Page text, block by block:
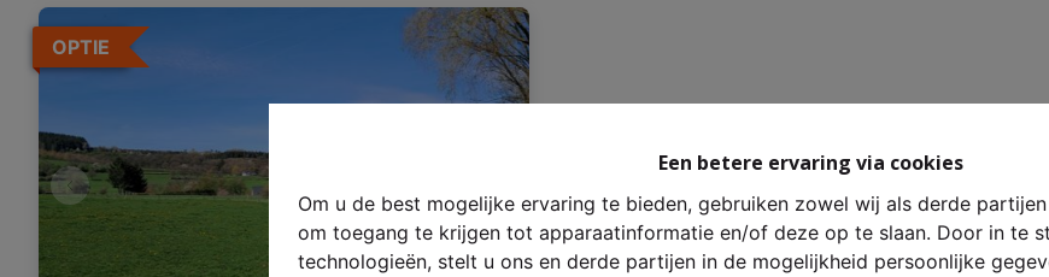
Een betere ervaring via cookies
Om u de best mogelijke ervaring te bieden, gebruiken zowel wij als derde
om toegang te krijgen tot apparaatinformatie en/of deze op te slaan. Door in te
technologieën, stelt u ons en derde partijen in de mogelijkheid persoonlijke
OPTIE